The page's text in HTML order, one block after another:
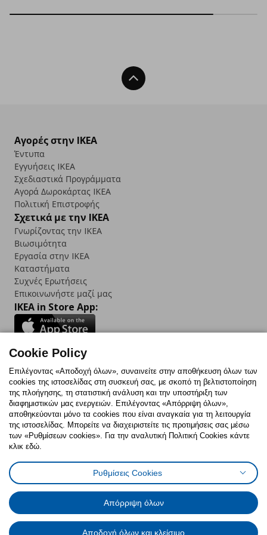
Back To Top
Αγορές στην IKEA
Έντυπα
Εγγυήσεις IKEA
Σχεδιαστικά Προγράμματα
Αγορά Δωρoκάρτας IKEA
Πολιτική Επιστροφής
Σχετικά με την IKEA
Γνωρίζοντας την IKEA
Βιωσιμότητα
Εργασία στην IKEA
Καταστήματα
Συχνές Ερωτήσεις
Επικοινωνήστε μαζί μας
IKEA in Store App:
Follow us:
FacebookInstagram
TikTokYoutubePinterestTwitter
Πολιτική CookiesΔήλωση ψηφιακής προσβασιμότητας
Ρυθμίσεις cookiesΌροι Χρήσης
Γενική Πολιτική Προσωπικών Δεδομένων
Πολιτική Προσωπικών Δεδομένων για ΙΚΕΑ.gr
Κώδικας Καταναλωτικής Δεοντολογίας
Cookie Policy
Επιλέγοντας «Αποδοχή όλων», συναινείτε στην αποθήκευση όλων των
cookies της ιστοσελίδας στη συσκευή σας, με σκοπό τη βελτιστοποίηση
της πλοήγησης, τη στατιστική ανάλυση και την υποστήριξη των
διαφημιστικών μας ενεργειών. Επιλέγοντας «Απόρριψη όλων»,
αποθηκεύονται μόνο τα cookies που είναι αναγκαία για τη λειτουργία
της ιστοσελίδας. Μπορείτε να διαχειριστείτε τις προτιμήσεις σας μέσω
των «Ρυθμίσεων cookies». Για την αναλυτική Πολιτική Cookies κάντε
κλικ εδώ.
Ρυθμίσεις Cookies
Απόρριψη όλων
Αποδοχή όλων και κλείσιμο